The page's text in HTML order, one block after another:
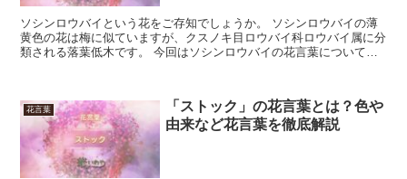
ソシンロウバイという花をご存知でしょうか。 ソシンロウバイの薄
黄色の花は梅に似ていますが、クスノキ目ロウバイ科ロウバイ属に分
類される落葉低木です。 今回はソシンロウバイの花言葉について、
花言葉
「ストック」の花言葉とは？色や
由来など花言葉を徹底解説